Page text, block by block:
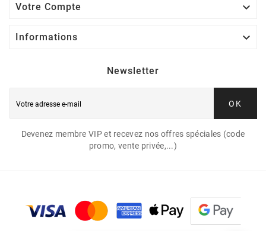
Votre Compte 
Informations 
Newsletter
OK
Devenez membre VIP et recevez nos offres spéciales (code
promo, vente privée,...)